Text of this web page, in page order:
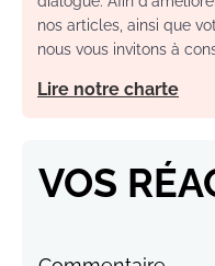
nos articles, ainsi que
nous vous invitons à
Lire notre charte
VOS